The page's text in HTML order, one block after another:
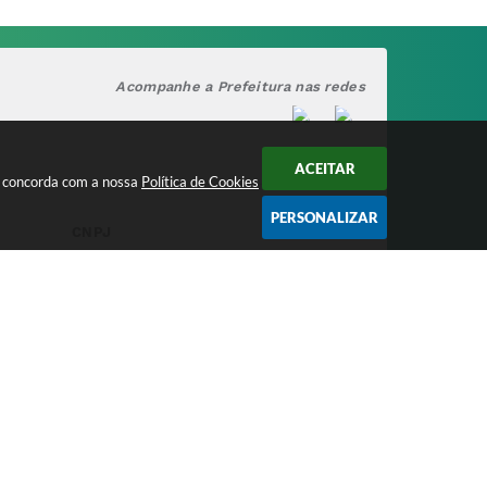
com a nossa Política de Cookies
ACEITAR
PERSONALIZAR
Acompanhe a Prefeitura nas redes
17.888.090/0001-00